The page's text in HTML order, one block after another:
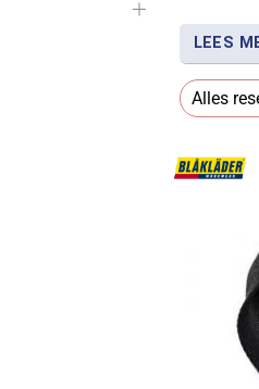
LEES
Met
binnen
om
Alles